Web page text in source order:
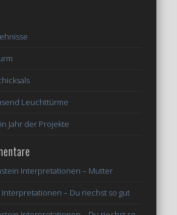
Leuchttürme
Jahr der Projekte
Interpretationen – Mutter
Interpretationen – Du riechst so gut